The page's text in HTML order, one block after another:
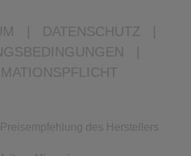
DATENSCHUTZ
des Herstellers